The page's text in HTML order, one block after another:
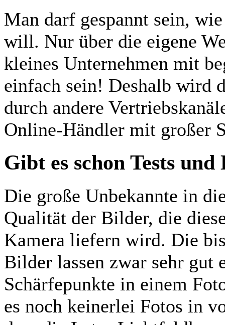
Man darf gespannt sein,
will. Nur über die eigene
kleines Unternehmen mit
einfach sein! Deshalb wird
durch andere
Online-Händler mit großer
Gibt es schon Tests
Die große Unbekannte in
Qualität der Bilder, die
Kamera liefern wird. Die
Bilder lassen zwar sehr gut
Schärfepunkte in einem
es noch keinerlei Fotos in